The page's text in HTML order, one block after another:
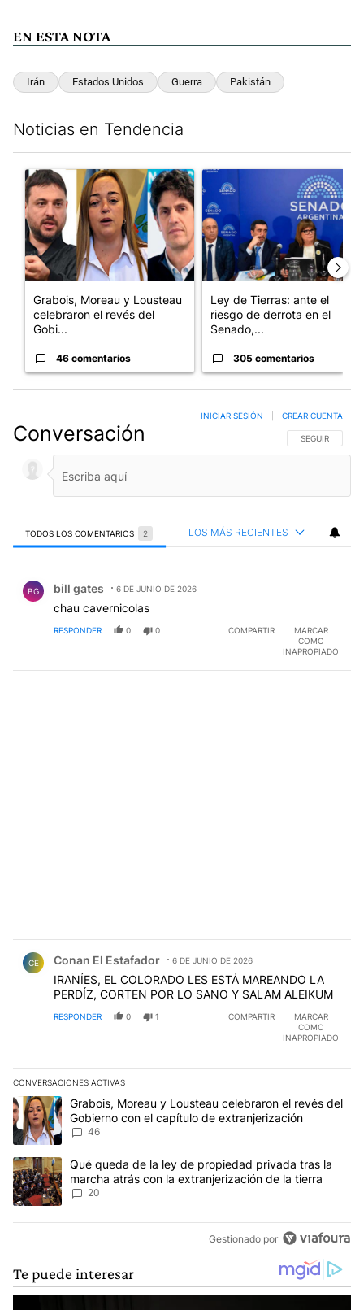
EN ESTA NOTA
Irán Estados Unidos Guerra Pakistán
Noticias en Tendencia
Un artículo de tendencia con el título "Grabois, Moreau y
Grabois, Moreau y Lousteau
celebraron el revés del
Gobi...
46 comentarios
Un artículo de tendencia con
Ley de Tierras: ante el
riesgo de derrota en el
Senado,...
305 comentarios
Conversación SIGA ESTA
SEGUIR
INICIAR SESIÓN CREAR CUENTA
TODOS LOS COMENTARIOS 2 LOS MÁS RECIENTES
BG bill gates 6 DE JUNIO DE 2026
chau cavernicolas
RESPONDER 0 0 COMPARTIR
MARCAR
COMO
INAPROPIADO
CE Conan El Estafador 6 DE JUNIO DE 2026
IRANÍES, EL COLORADO LES ESTÁ MAREANDO LA
PERDÍZ, CORTEN POR LO SANO Y SALAM ALEIKUM
RESPONDER 0 1 COMPARTIR
MARCAR
COMO
INAPROPIADO
CONVERSACIONES ACTIVAS
Este listado muestra los artículos con más comentarios en los
Un artículo de tendencia con el título "Grabois, Moreau y
Grabois, Moreau y Lousteau celebraron el revés del
Gobierno con el capítulo de extranjerización
46
Un artículo de tendencia con el título "Qué queda de la ley de
Qué queda de la ley de propiedad privada tras la
marcha atrás con la extranjerización de la tierra
20
Gestionado por